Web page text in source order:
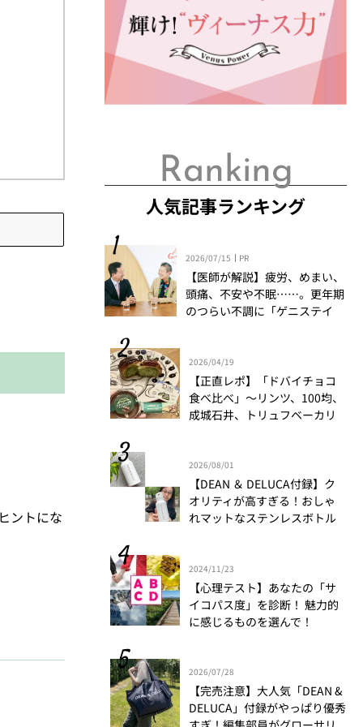
ントにな
Ranking
人気記事ランキング
2026/07/15 PR
【医師が解説】疲労、めまい、
頭痛、不安や不眠……。更年期
のつらい不調に「ゲニステイ
2026/04/19
【正直レポ】「ドバイチョコ
食べ比べ」～リンツ、100均、
成城石井、トリュフベーカリ
2026/08/01
【DEAN ＆ DELUCA付録】ク
オリティが高すぎる！おしゃ
れマットなステンレスボトル
2024/11/23
【心理テスト】あなたの「サ
イコパス度」を診断！ 魅力的
に感じるものを選んで！
2026/07/28
【完売注意】大人気「DEAN &
DELUCA」付録がやっぱり優秀